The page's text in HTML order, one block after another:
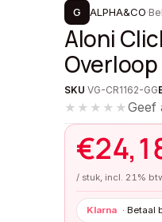
G ALPHA&CO·
Aloni
SKU VG-CR1162-GG
★★★★★Geef
€
/ stuk, incl. 21%
Klarna · Betaal